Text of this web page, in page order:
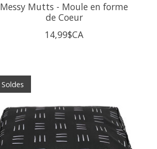
Messy Mutts - Moule en forme
de Coeur
14,99$CA
Soldes